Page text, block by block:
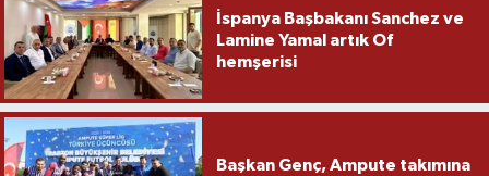
İspanya Başbakanı Sanchez ve
Lamine Yamal artık Of
hemşerisi
Başkan Genç, Ampute takımına